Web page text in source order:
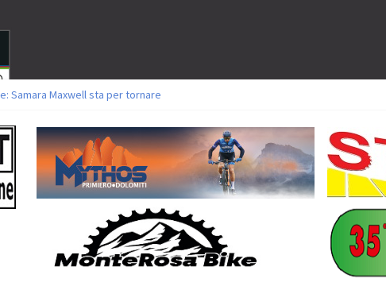
Samara Maxwell sta per tornare
vittorie per Ghibaudo, Grossmann e Gallis. Signorelli 5^ la migliore tra gli italiani
Bike della Brianza: l’ultima sfida agonistica di una leggendaria storia
il Team Relay firma il secondo argento azzurro a Monteceneri